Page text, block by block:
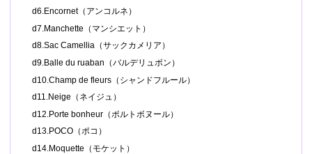
d6.Encornet（アンコルネ）
d7.Manchette（マンシエット）
d8.Sac Camellia（サックカメリア）
d9.Balle du ruaban（バルデリュボン）
d10.Champ de fleurs（シャンドフルール）
d11.Neige（ネイジュ）
d12.Porte bonheur（ポルトボヌール）
d13.POCO（ポコ）
d14.Moquette（モケット）